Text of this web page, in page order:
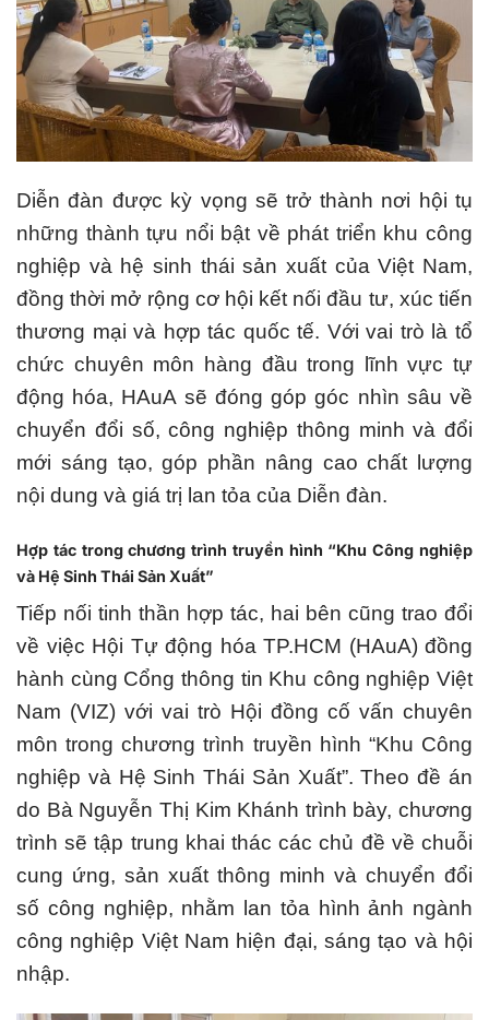
Diễn đàn được kỳ vọng sẽ trở thành nơi hội tụ
những thành tựu nổi bật về phát triển khu công
nghiệp và hệ sinh thái sản xuất của Việt Nam,
đồng thời mở rộng cơ hội kết nối đầu tư, xúc tiến
thương mại và hợp tác quốc tế. Với vai trò là tổ
chức chuyên môn hàng đầu trong lĩnh vực tự
động hóa, HAuA sẽ đóng góp góc nhìn sâu về
chuyển đổi số, công nghiệp thông minh và đổi
mới sáng tạo, góp phần nâng cao chất lượng
nội dung và giá trị lan tỏa của Diễn đàn.
Hợp tác trong chương trình truyền hình “Khu Công nghiệp
và Hệ Sinh Thái Sản Xuất”
Tiếp nối tinh thần hợp tác, hai bên cũng trao đổi
về việc Hội Tự động hóa TP.HCM (HAuA) đồng
hành cùng Cổng thông tin Khu công nghiệp Việt
Nam (VIZ) với vai trò Hội đồng cố vấn chuyên
môn trong chương trình truyền hình “Khu Công
nghiệp và Hệ Sinh Thái Sản Xuất”. Theo đề án
do Bà Nguyễn Thị Kim Khánh trình bày, chương
trình sẽ tập trung khai thác các chủ đề về chuỗi
cung ứng, sản xuất thông minh và chuyển đổi
số công nghiệp, nhằm lan tỏa hình ảnh ngành
công nghiệp Việt Nam hiện đại, sáng tạo và hội
nhập.